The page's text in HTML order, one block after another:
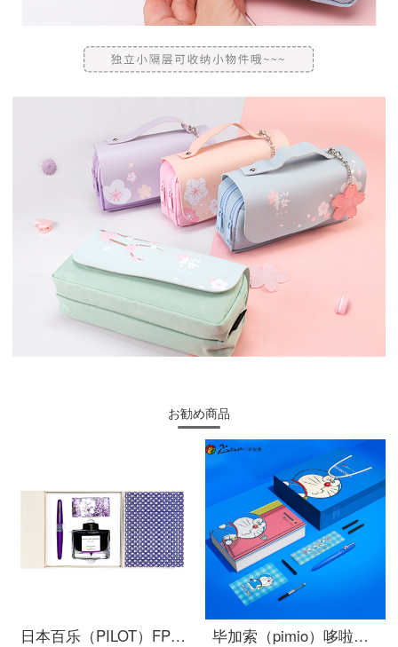
お勧め商品
日本百乐（PILOT）FPMR3钢笔签字笔礼盒墨水套装 88G钢笔学生书法练字办公 紫色圆圈M尖
毕加索（pimio）哆啦A梦联名款机器猫钢笔礼盒套装叮当猫男女生学生用成人练字笔931经典蓝